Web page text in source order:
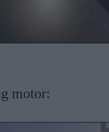
motor: